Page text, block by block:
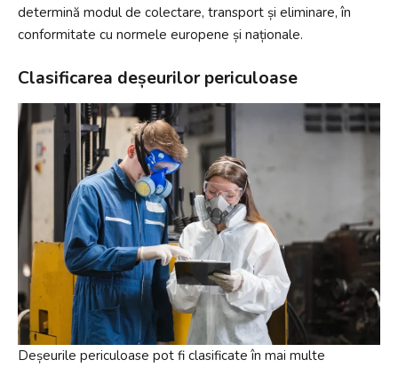
determină modul de colectare, transport și eliminare, în
conformitate cu normele europene și naționale.
Clasificarea deșeurilor periculoase
Deșeurile periculoase pot fi clasificate în mai multe